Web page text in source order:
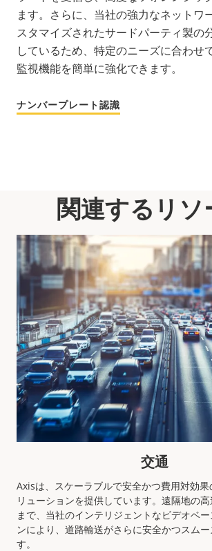
ます。さらに、当社の強力なネットワ
スタマイズされたサードパーティ製の
しているため、特定のニーズに合わせ
監視機能を簡単に強化できます。
ナンバープレート認識
関連するリソ
交通
Axisは、スケーラブルで安全かつ費用対効
リューションを提供しています。遠隔地の
まで、当社のインテリジェントなビデオベ
ンにより、道路輸送がさらに安全かつスム
す。